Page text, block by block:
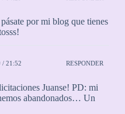
por mi blog que tienes
/ 21:52 RESPONDER
Juanse! PD: mi
abandonados… Un